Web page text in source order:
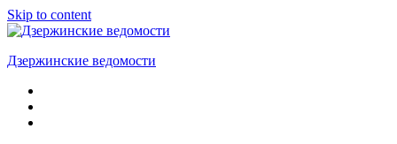
Skip to content
Дзержинские ведомости
ОБЩЕСТВЕННО-
ПОЛИТИЧЕСКАЯ